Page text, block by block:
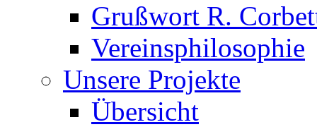
Grußwort R.
Vereinsphilosophie
Unsere Projekte
Übersicht